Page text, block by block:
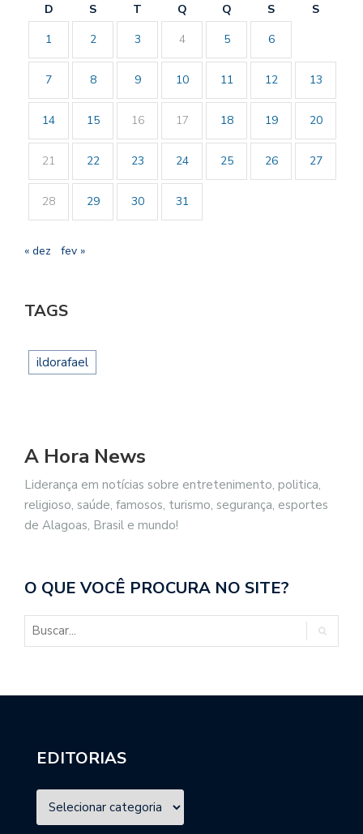
D S T Q Q S
S
1
2 3 4 5 6
7 8 9 10 11 12 13
14 15 16 17 18 19 20
21 22 23 24 25 26 27
28 29 30 31
« dez fev »
TAGS
ildorafael
A Hora News
Liderança em notícias sobre entretenimento, politica,
religioso, saúde, famosos, turismo, segurança, esportes
de Alagoas, Brasil e mundo!
O QUE VOCÊ PROCURA NO SITE?
EDITORIAS